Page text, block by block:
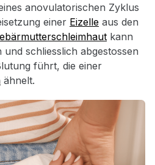
anovulatorischen Zyklus
einer Eizelle aus den
kann
schliesslich abgestossen
führt, die einer
ähnelt.